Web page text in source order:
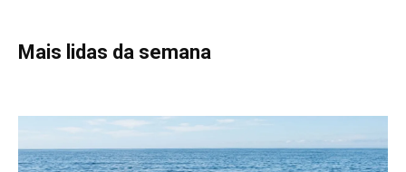
Peixe-lua emerge horizontalmente na superfície oceânica para
permitir que aves marinhas removam ectoparasitas